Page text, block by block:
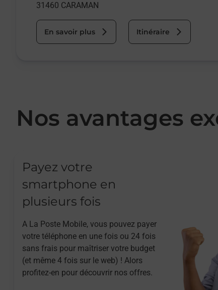
31460 CARAMAN
En savoir plus Itinéraire
Nos avantages
Payez votre
smartphone en
plusieurs fois
A La Poste Mobile, vous pouvez payer
votre téléphone en une fois ou 24 fois
sans frais pour maîtriser votre budget
(et même 4 fois sur le web) ! Alors
profitez-en pour découvrir nos offres.